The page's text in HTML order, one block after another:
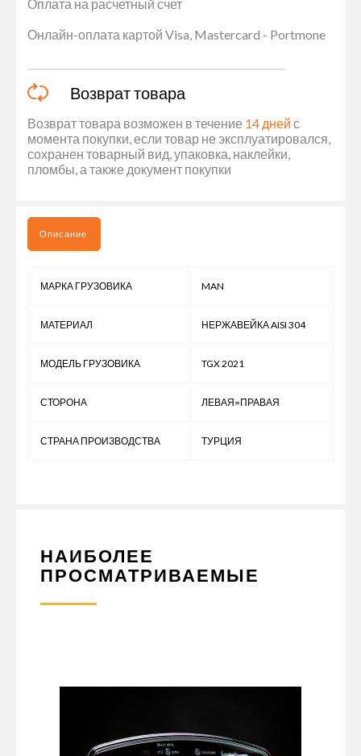
Оплата на расчетный счет
Онлайн-оплата картой Visa, Mastercard - Portmone
Возврат товара
Возврат товара возможен в течение 14 дней с
момента покупки, если товар не эксплуатировался,
сохранен товарный вид, упаковка, наклейки,
пломбы, а также документ покупки
Описание
МАРКА ГРУЗОВИКА MAN
МАТЕРИАЛ НЕРЖАВЕЙКА AISI 304
МОДЕЛЬ ГРУЗОВИКА TGX 2021
СТОРОНА ЛЕВАЯ=ПРАВАЯ
СТРАНА ПРОИЗВОДСТВА ТУРЦИЯ
НАИБОЛЕЕ
ПРОСМАТРИВАЕМЫЕ